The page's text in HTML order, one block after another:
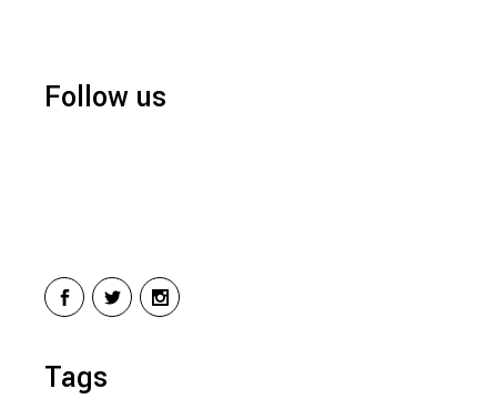
Follow us
Tags